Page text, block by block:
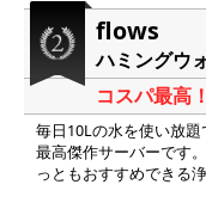
flows
ハミングウ
コスパ最高
毎日10Lの水を使い放
最高傑作サーバーです
っともおすすめできる